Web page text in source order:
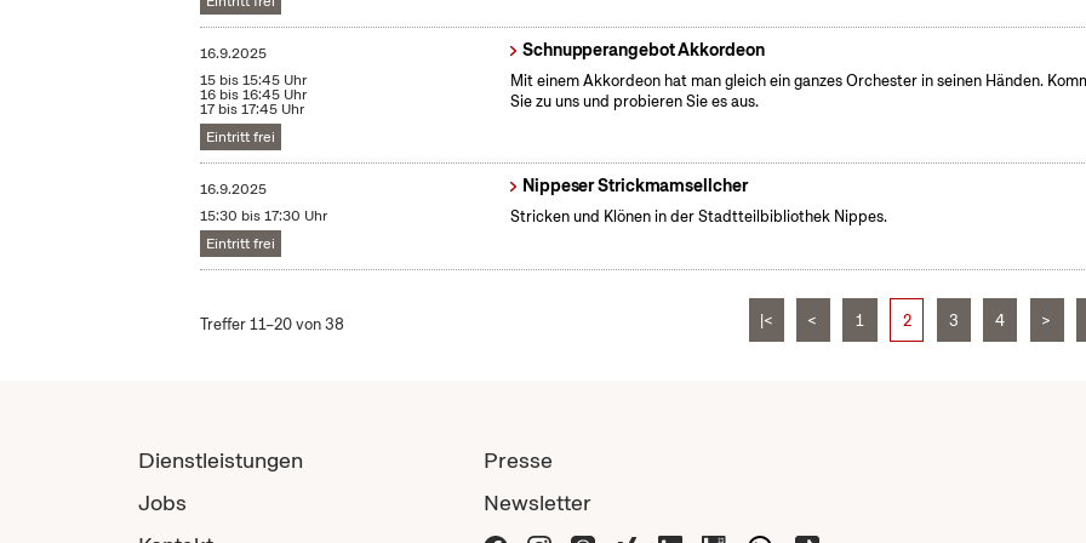
16.9.2025
15 bis 15:45 Uhr
16 bis 16:45 Uhr
17 bis 17:45 Uhr
Eintritt frei
Schnupperangebot Akkordeon
Mit einem Akkordeon hat man gleich ein ganzes Orchester in seinen Händen.
Sie zu uns und probieren Sie es aus.
16.9.2025
15:30 bis 17:30 Uhr
Eintritt frei
Nippeser Strickmamsellcher
Stricken und Klönen in der Stadtteilbibliothek Nippes.
Treffer 11–20 von 38 |< < 1 2 3 4 >
Dienstleistungen
Jobs
Presse
Newsletter